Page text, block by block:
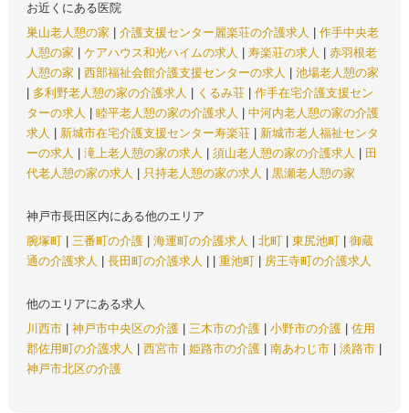
お近くにある医院
巣山老人憩の家
介護支援センター麗楽荘の介護求人
作手中央老
人憩の家
ケアハウス和光ハイムの求人 寿楽荘の求人
赤羽根老
人憩の家
西部福祉会館介護支援センターの求人
池場老人憩の家
多利野老人憩の家の介護求人 くるみ荘
作手在宅介護支援セン
ターの求人
睦平老人憩の家の介護求人
中河内老人憩の家の介護
求人
新城市在宅介護支援センター寿楽荘
新城市老人福祉センタ
ーの求人
滝上老人憩の家の求人 須山老人憩の家の介護求人
田
代老人憩の家の求人
只持老人憩の家の求人 黒瀬老人憩の家
神戸市長田区内にある他のエリア
腕塚町
三番町の介護 海運町の介護求人 北町 東尻池町
御蔵
通の介護求人
長田町の介護求人 重池町 房王寺町の介護求人
他のエリアにある求人
川西市
神戸市中央区の介護 三木市の介護 小野市の介護
佐用
郡佐用町の介護求人
西宮市 姫路市の介護 南あわじ市 淡路市
神戸市北区の介護